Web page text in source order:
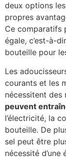
deux options
propres
Ce comparatifs
égale, c’est-à-
bouteille pour
Les
courants et les
nécessitent des
peuvent
l’électricité, la
bouteille. De
sel peut être
nécessité